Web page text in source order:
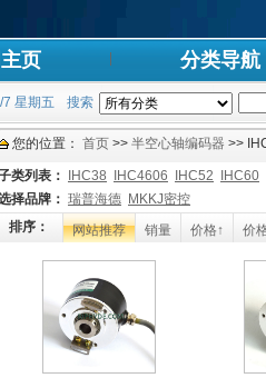
页 分类导航
星期五 搜索
您的位置： 首页 >> 半空心轴编码器 >>
类列表： IHC38 IHC4606 IHC52
IHC60
择品牌： 瑞普海德 MKKJ密控
排序：
网站推荐 销量 价格↑ 价